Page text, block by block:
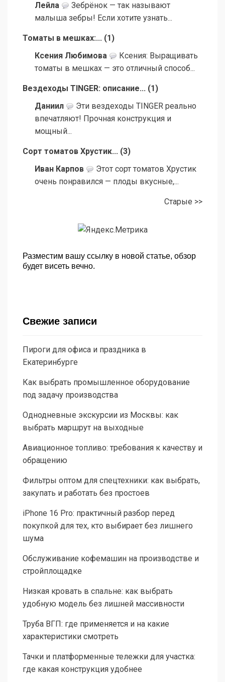
Лейла
Зебрёнок — так называют
малыша зебры! Если хотите узнать...
Томаты в мешках:... (1)
Ксения Любимова
Ксения: Выращивать
томаты в мешках — это отличный способ...
Вездеходы TINGER: описание... (1)
Даниил
Эти вездеходы TINGER реально
впечатляют! Прочная конструкция и
мощный...
Сорт томатов Хрустик... (3)
Иван Карпов
Этот сорт томатов Хрустик
очень понравился — плоды вкусные,...
Старые >>
Разместим вашу ссылку в новой статье, обзор
будет висеть вечно.
Свежие записи
Пироги для офиса и праздника в
Екатеринбурге
Как выбрать промышленное оборудование
под задачу производства
Однодневные экскурсии из Москвы: как
выбрать маршрут на выходные
Авиационное топливо: требования к качеству и
обращению
Фильтры оптом для спецтехники: как выбрать,
закупать и работать без простоев
iPhone 16 Pro: практичный разбор перед
покупкой для тех, кто выбирает без лишнего
шума
Обслуживание кофемашин на производстве и
стройплощадке
Низкая кровать в спальне: как выбрать
удобную модель без лишней массивности
Труба ВГП: где применяется и на какие
характеристики смотреть
Тачки и платформенные тележки для участка:
где какая конструкция удобнее